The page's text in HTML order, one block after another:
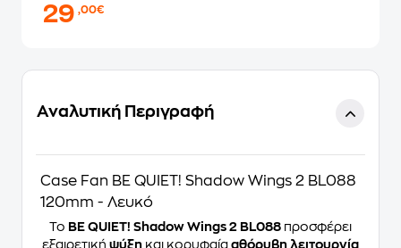
29,00€
Αναλυτική Περιγραφή
Case Fan BE QUIET! Shadow Wings 2 BL088
120mm - Λευκό
Το BE QUIET! Shadow Wings 2 BL088 προσφέρει
εξαιρετική ψύξη και κορυφαία αθόρυβη λειτουργία